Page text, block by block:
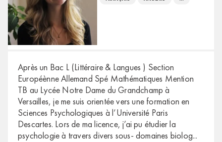
Après un Bac L (Littéraire & Langues ) Section
Européènne Allemand Spé Mathématiques Mention
TB au Lycée Notre Dame du Grandchamp à
Versailles, je me suis orientée vers une formation en
Sciences Psychologiques à l’Université Paris
Descartes. Lors de ma licence, j’ai pu étudier la
psychologie à travers divers sous- domaines biolog...